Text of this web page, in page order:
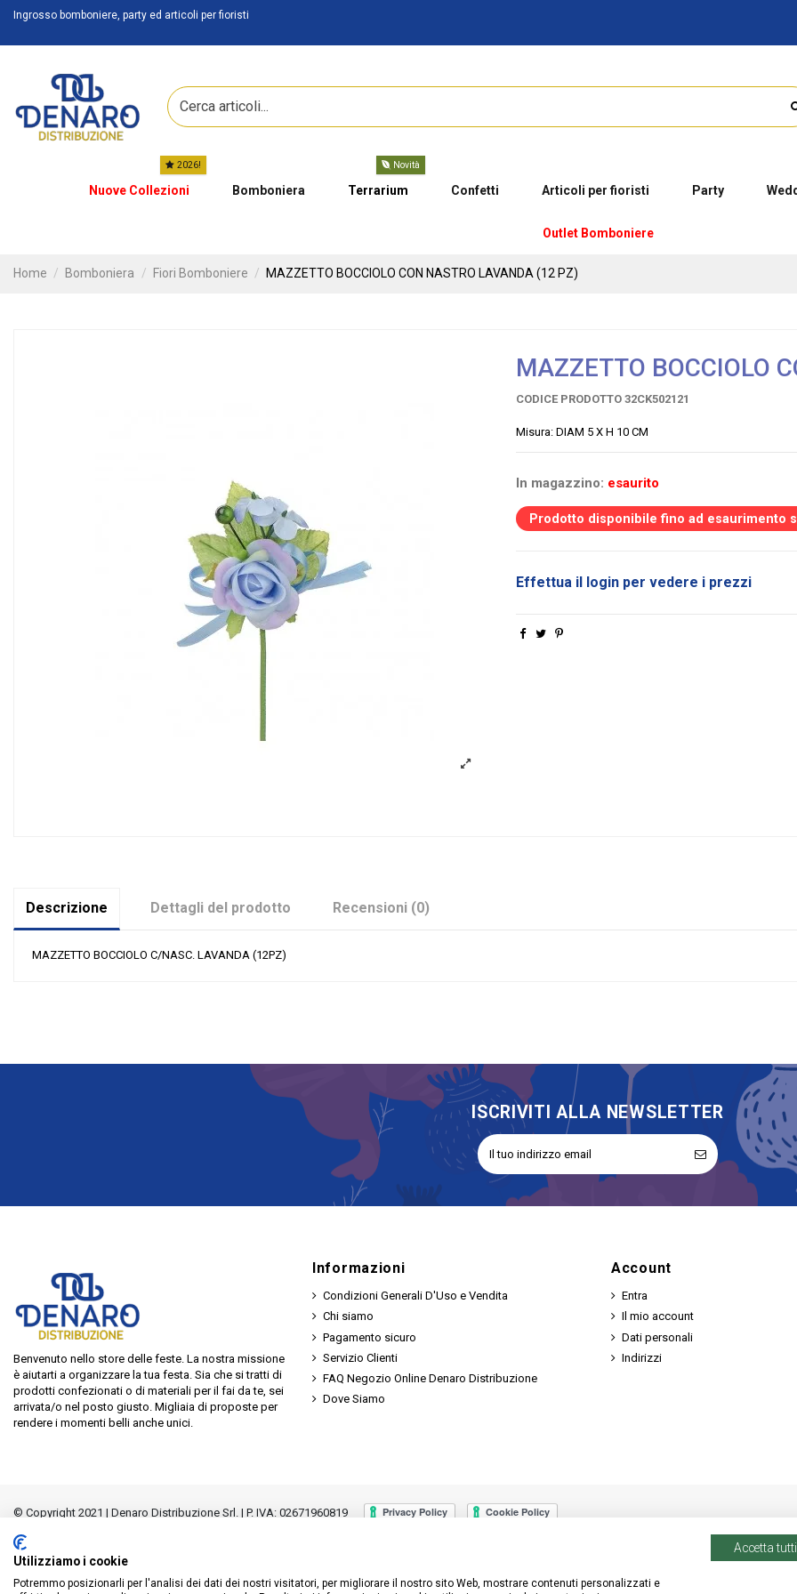
Ingrosso bomboniere, party ed articoli per fioristi
Nuove Collezioni
2026!
Bomboniera Terrarium
Novità
Confetti Articoli per fioristi Party
Outlet Bomboniere
Home Bomboniera Fiori Bomboniere MAZZETTO BOCCIOLO CON NASTRO LAVANDA (12 PZ)
MAZZETTO BOCCIOLO
CODICE PRODOTTO 32CK502121
Misura: DIAM 5 X H 10 CM
In magazzino: esaurito
Prodotto disponibile fino ad esaurimento
Effettua il login per vedere i prezzi
Descrizione Dettagli del prodotto Recensioni (0)
MAZZETTO BOCCIOLO C/NASC. LAVANDA (12PZ)
ISCRIVITI ALLA NEWSLETTER
Benvenuto nello store delle feste. La nostra missione
è aiutarti a organizzare la tua festa. Sia che si tratti di
prodotti confezionati o di materiali per il fai da te, sei
arrivata/o nel posto giusto. Migliaia di proposte per
rendere i momenti belli anche unici.
Informazioni
Condizioni Generali D'Uso e Vendita
Chi siamo
Pagamento sicuro
Servizio Clienti
FAQ Negozio Online Denaro Distribuzione
Dove Siamo
Account
Entra
Il mio account
Dati personali
Indirizzi
© Copyright 2021 | Denaro Distribuzione Srl. | P. IVA: 02671960819
Utilizziamo i cookie
Potremmo posizionarli per l'analisi dei dati dei nostri visitatori, per migliorare il nostro sito Web, mostrare contenuti personalizzati e
Accetta